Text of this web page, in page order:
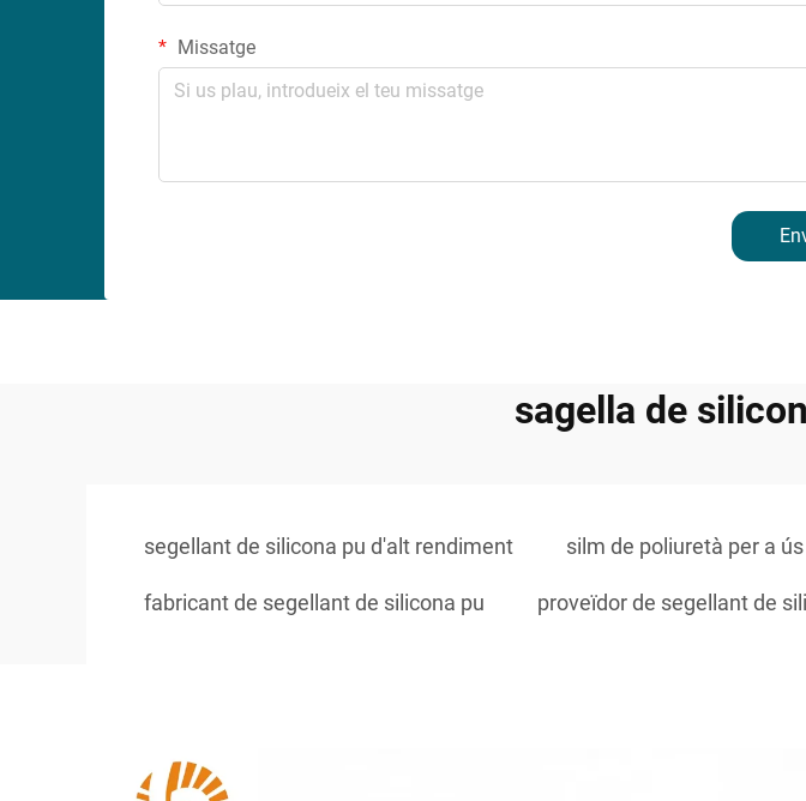
Missatge
sagella de
segellant de silicona pu d'alt rendiment silm de poliuretà per a
fabricant de segellant de silicona pu proveïdor de segellant de